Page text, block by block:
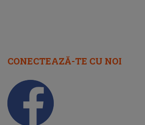
CONECTEAZĂ-TE CU NOI